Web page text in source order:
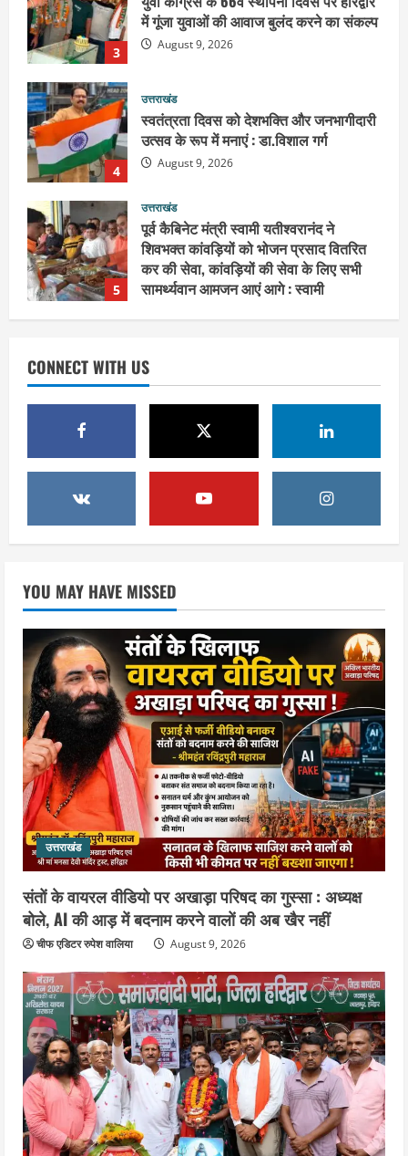
4
उत्सव के रूप में मनाएं : डा.विशाल गर्ग
August 9, 2026
5
पूर्व कैबिनेट मंत्री स्वामी यतीश्वरानंद ने
शिवभक्त कांवड़ियों को भोजन प्रसाद वितरित
कर की सेवा, कांवड़ियों की सेवा के लिए सभी
सामर्थ्यवान आमजन आएं आगे : स्वामी
August 8, 2026
1
उत्तराखंड
संतों के वायरल वीडियो पर अखाड़ा परिषद का
गुस्सा : अध्यक्ष बोले, AI की आड़ में बदनाम करने
वालों की अब खैर नहीं
August 9, 2026
2
अखिलेश यादव को CM बनाने का लिया संकल्प :
हरकी पैड़ी से जल लेकर पहुंचेंगी इटावा,
केदारेश्वर मंदिर में करेंगी जलाभिषेक
August 9, 2026
3
उत्तराखंड
युवा कांग्रेस के 66वें स्थापना दिवस पर हरिद्वार
में गूंजा युवाओं की आवाज बुलंद करने का संकल्प
स्वतंत्रता दिवस को देशभक्ति और जनभागीदारी
उत्सव के रूप में मनाएं : डा.विशाल गर्ग
August 9, 2026
5
उत्तराखंड
पूर्व कैबिनेट मंत्री स्वामी यतीश्वरानंद ने
शिवभक्त कांवड़ियों को भोजन प्रसाद वितरित
कर की सेवा, कांवड़ियों की सेवा के लिए सभी
सामर्थ्यवान आमजन आएं आगे : स्वामी
यतिश्वरानन्द
August 8, 2026
CONNECT WITH US
YOU MAY HAVE MISSED
उत्तराखंड
संतों के वायरल वीडियो पर अखाड़ा परिषद का गुस्सा : अध्यक्ष
बोले, AI की आड़ में बदनाम करने वालों की अब खैर नहीं
चीफ एडिटर रुपेश वालिया August 9, 2026